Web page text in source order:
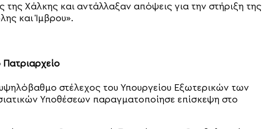
της Χάλκης και αντάλλαξαν απόψεις για την στήριξη της
και Ίμβρου».
Πατριαρχείο
στέλεχος του Υπουργείου Εξωτερικών των
Υποθέσεων παραγματοποίησε επίσκεψη στο